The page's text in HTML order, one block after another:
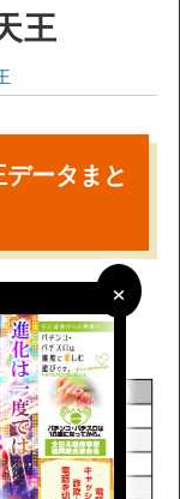
×
×
王
ータまと